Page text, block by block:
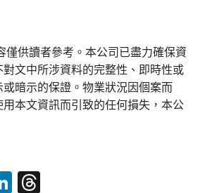
僅供讀者參考。本公司已盡力確保資
文中所涉資料的完整性、即時性或
暗示的保證。物業狀況因個案而
本文資訊而引致的任何損失，本公
LinkedIn